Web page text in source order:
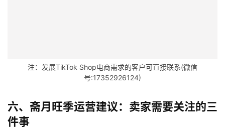
专
栏
注：发展TikTok Shop电商需求的客户可直接联系(微信
号:17352926124)
六、斋月旺季运营建议：卖家需要关注的三
件事